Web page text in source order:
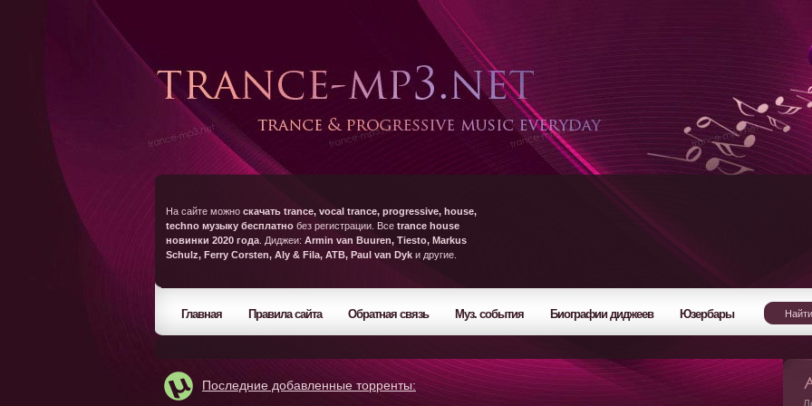
На сайте можно скачать trance, vocal trance, progressive, house,
techno музыку бесплатно без регистрации. Все trance house
новинки 2020 года . Диджеи: Armin van Buuren, Tiesto, Markus
Schulz, Ferry Corsten, Aly & Fila, ATB, Paul van Dyk и другие.
Главная Правила сайта Обратная связь Муз. события Биографии диджеев Юзербары
Последние добавленные торренты: